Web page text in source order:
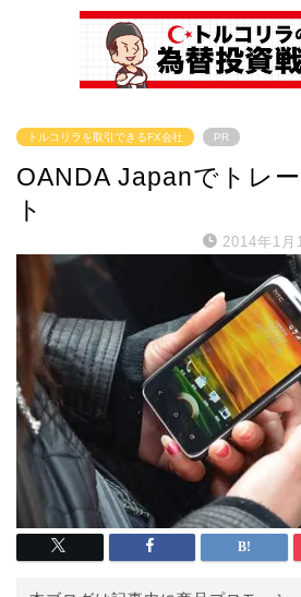
トルコリラを取引できるFX会社 PR
OANDA Japanでトレ
ト
2014年1月